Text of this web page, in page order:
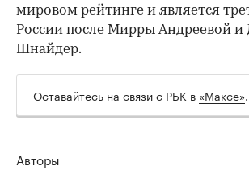
мировом рейтинге и является
России после Мирры Андреевой
Шнайдер.
Оставайтесь на связи с РБК в «Максе».
Авторы